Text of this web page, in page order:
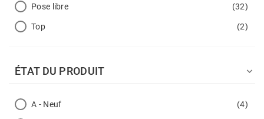
Pose libre (32)
Top (2)
ÉTAT DU PRODUIT 
A - Neuf (4)